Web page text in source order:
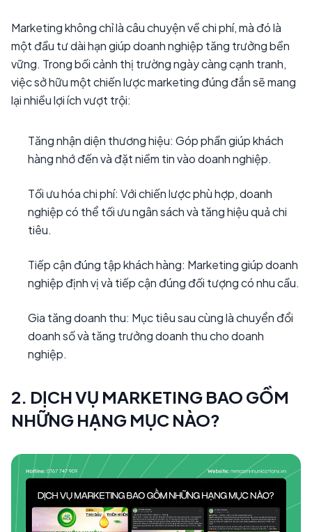
Marketing không chỉ là câu chuyện về chi phí, mà đó là
một đầu tư dài hạn giúp doanh nghiệp tăng trưởng bền
vững. Trong bối cảnh thị trường ngày càng cạnh tranh,
việc sở hữu một chiến lược marketing đúng đắn sẽ mang
lại nhiều lợi ích vượt trội:
Tăng nhận diện thương hiệu: Góp phần giúp khách
hàng nhớ đến và đặt niềm tin vào doanh nghiệp.
Tối ưu hóa chi phí: Với chiến lược phù hợp, doanh
nghiệp có thể tối ưu ngân sách và tăng hiệu quả chi
tiêu.
Tiếp cận đúng tập khách hàng: Marketing giúp doanh
nghiệp định vị và tiếp cận đúng đối tượng có nhu cầu.
Gia tăng doanh thu: Mục tiêu sau cùng là chuyển đổi
doanh số và tăng trưởng doanh thu cho doanh
nghiệp.
2. DỊCH VỤ MARKETING BAO GỒM
NHỮNG HẠNG MỤC NÀO?